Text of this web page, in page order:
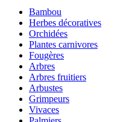
Bambou
Herbes décoratives
Orchidées
Plantes carnivores
Fougères
Arbres
Arbres fruitiers
Arbustes
Grimpeurs
Vivaces